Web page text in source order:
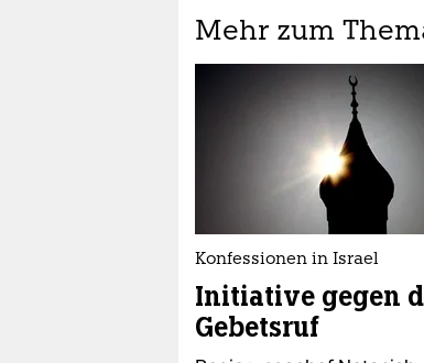
Mehr zum
Konfessionen in Israel
Initiative gegen
Gebetsruf